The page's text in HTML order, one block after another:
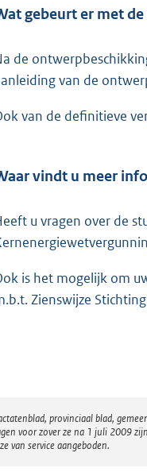
gebeurt er met
de
van de
van de definitieve
vindt u meer
u vragen over de
is het mogelijk om
Zienswijze Stichting
provinciaal blad,
voor zover ze na 1 juli 2009
van service aangeboden.